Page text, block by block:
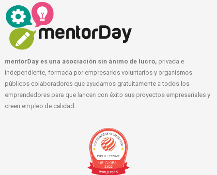
mentorDay es una asociación sin ánimo de lucro, privada e
independiente, formada por empresarios voluntarios y organismos
públicos colaboradores que ayudamos gratuitamente a todos los
emprendedores para que lancen con éxito sus proyectos empresariales y
creen empleo de calidad.